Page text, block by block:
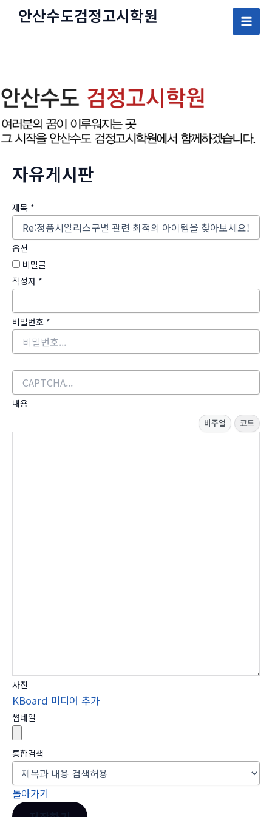
너
뛰
기
안산수도검정고시학원
Main
자유게시판
제목 *
옵션
비밀글
작성자 *
비밀번호 *
내용
비주얼 코드
사진
KBoard 미디어 추가
썸네일
통합검색
돌아가기